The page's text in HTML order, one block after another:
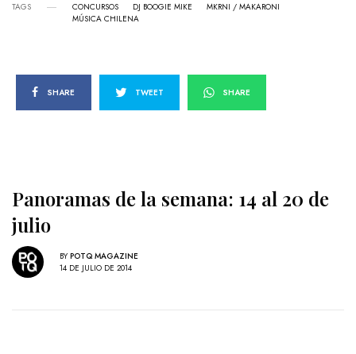
TAGS CONCURSOS DJ BOOGIE MIKE
MKRNI / MAKARONI
MÚSICA CHILENA
SHARE TWEET SHARE
Panoramas de la semana: 14 al 20 de
julio
BY POTQ MAGAZINE
14 DE JULIO DE 2014